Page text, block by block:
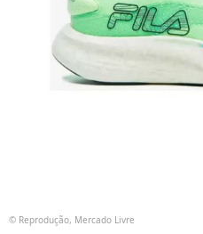
© Reprodução, Mercado Livre